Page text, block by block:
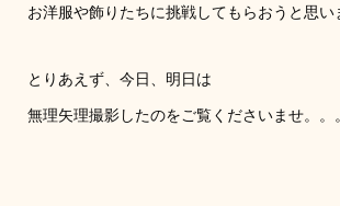
お洋服や飾りたちに挑戦してもらおうと思
とりあえず、今日、明日は
無理矢理撮影したのをご覧くださいませ。。。